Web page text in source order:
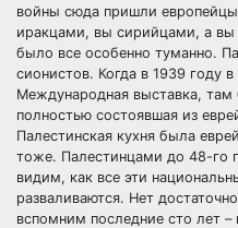
войны сюда пришли
иракцами, вы сирийцами, а вы
было все особенно туманно.
сионистов. Когда в 1939 году
Международная выставка, там
полностью состоявшая из
Палестинская кухня была
тоже. Палестинцами до 48-го
видим, как все эти
разваливаются. Нет
вспомним последние сто лет –